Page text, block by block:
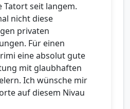
Tatort seit langem.
nicht diese
privaten
Für einen
eine absolut gute
mit glaubhaften
Ich wünsche mir
auf diesem Nivau